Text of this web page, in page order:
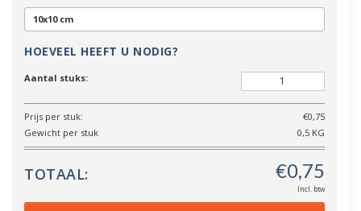
10x10 cm
HOEVEEL HEEFT U NODIG?
Aantal stuks:
Prijs per stuk:
€0,75
Gewicht per stuk
0,5 KG
TOTAAL:
Incl. btw